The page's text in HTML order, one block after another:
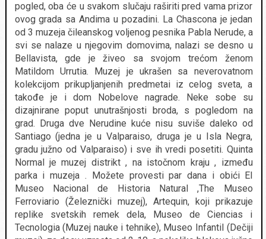
pogled, oba će u svakom slučaju raširiti pred vama prizor
ovog grada sa Andima u pozadini. La Chascona je jedan
od 3 muzeja čileanskog voljenog pesnika Pabla Nerude, a
svi se nalaze u njegovim domovima, nalazi se desno u
Bellavista, gde je živeo sa svojom trećom ženom
Matildom Urrutia. Muzej je ukrašen sa neverovatnom
kolekcijom prikupljanjenih predmetai iz celog sveta, a
takođe je i dom Nobelove nagrade. Neke sobe su
dizajnirane poput unutrašnjosti broda, s pogledom na
grad. Druga dve Nerudine kuće nisu suviše daleko od
Santiago (jedna je u Valparaiso, druga je u Isla Negra,
gradu južno od Valparaiso) i sve ih vredi posetiti. Quinta
Normal je muzej distrikt , na istočnom kraju , između
parka i muzeja . Možete provesti par dana i obići El
Museo Nacional de Historia Natural ,The Museo
Ferroviario (Železnički muzej), Artequin, koji prikazuje
replike svetskih remek dela, Museo de Ciencias i
Tecnologia (Muzej nauke i tehnike), Museo Infantil (Dečiji